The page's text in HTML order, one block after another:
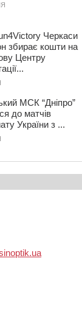
Черкаси
збирає кошти на
Центру
МСК “Дніпро”
до матчів
України з ...